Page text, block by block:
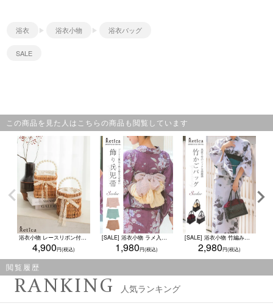
浴衣 浴衣小物 浴衣バッグ
SALE
この商品を見た人はこちらの商品も閲覧しています
浴衣小物 レースリボン付きパールハンドルスクエア&ラウンドかごバッグ
4,900
[SALE] 浴衣小物 ラメ入りプリーツ飾り兵児帯 (ダスティピンク/ミント/ローズゴールド)
1,980
[SALE] 浴衣小物 竹編み巾着付き和モダンかごバッグ（ベージュ/エンジ/グレー）
2,980
閲覧履歴
RANKING 人気ランキング